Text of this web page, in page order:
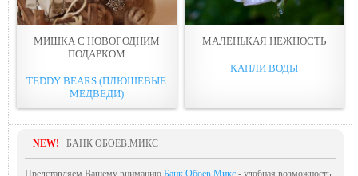
МИШКА С НОВОГОДНИМ
ПОДАРКОМ
TEDDY BEARS (ПЛЮШЕВЫЕ
МЕДВЕДИ)
МАЛЕНЬКАЯ НЕЖНОСТЬ
КАПЛИ ВОДЫ
NEW! БАНК ОБОЕВ.МИКС
Представляем Вашему вниманию Банк Обоев.Микс - удобная возможность